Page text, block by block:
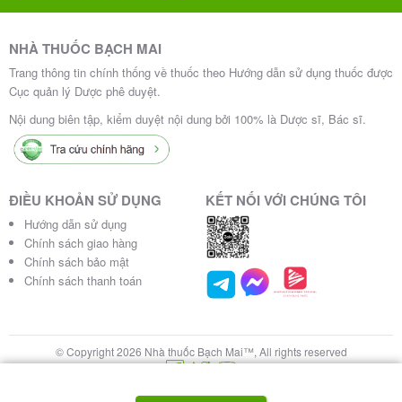
Thường gặp: Đau đầu, sốt, mệt mỏi, viêm mũi,
phát ban, nổi mày đay, phù.
Ít gặp : Nôn mửa, đầy bụng, táo bón.
Trong trường hợp gặp các triệu chứng bất thường,
với bác sĩ để được xử lý kịp thời. Đặc biệt, nếu xảy ra
tình trạngquá liều canxi
, các triệu chứng như chán
ăn, buồn nôn, khát nước, chóng mặt, hoặc tăng hàm
lượng urê trong máu có thể xuất hiện. Trong trường
Ngừng sử dụng thuốc ngay lập tức.
Đưa bệnh nhân đến cơ sở y tế để được điều trị, có
NHÀ THUỐC BẠCH MAI
Trang thông tin chính thống về thuốc theo Hướng dẫn sử dụng thuốc được
Cục quản lý Dược phê duyệt.
Nội dung biên tập, kiểm duyệt nội dung bởi 100% là Dược sĩ, Bác sĩ.
ĐIỀU KHOẢN SỬ DỤNG
Hướng dẫn sử dụng
Chính sách giao hàng
Chính sách bảo mật
Chính sách thanh toán
KẾT NỐI VỚI CHÚNG TÔI
© Copyright 2026 Nhà thuốc Bạch Mai™, All rights reserved